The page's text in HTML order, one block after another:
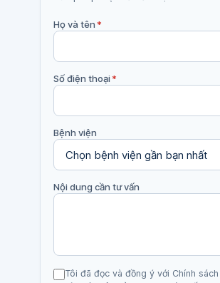
Họ và tên*
Số điện thoại*
Bệnh viện
Nội dung cần tư vấn
Tôi đã đọc và đồng ý với Chính